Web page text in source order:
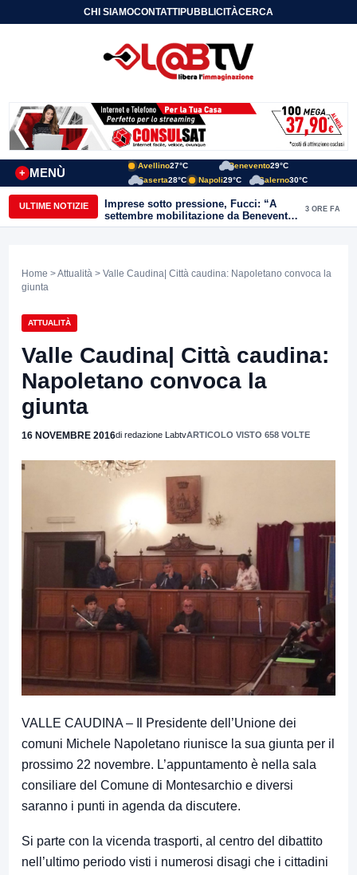
CHI SIAMOCONTATTIPUBBLICITÀCERCA
MENÙ
+
Avellino27°C Benevento29°C
Caserta28°C Napoli29°C Salerno30°C
ULTIME NOTIZIE
Imprese sotto pressione, Fucci: “A
settembre mobilitazione da Benevento
e Avellino”
3 ORE FA
Home >Attualità > Valle Caudina| Città caudina: Napoletano convoca la
giunta
ATTUALITÀ
Valle Caudina| Città caudina:
Napoletano convoca la
giunta
16 NOVEMBRE 2016di redazione LabtvARTICOLO VISTO 658 VOLTE
VALLE CAUDINA – Il Presidente dell’Unione dei
comuni Michele Napoletano riunisce la sua giunta per il
prossimo 22 novembre. L’appuntamento è nella sala
consiliare del Comune di Montesarchio e diversi
saranno i punti in agenda da discutere.
Si parte con la vicenda trasporti, al centro del dibattito
nell’ultimo periodo visti i numerosi disagi che i cittadini